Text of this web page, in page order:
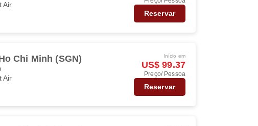
Air
Reservar
Chi Minh (SGN)
Air
Início em
US$ 99.37
Preço/ Pessoa
Reservar